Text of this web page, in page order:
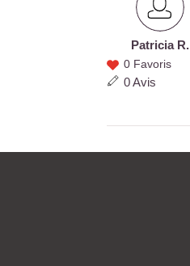
Patricia
R.
Patricia R.
0 Favoris
0 Avis